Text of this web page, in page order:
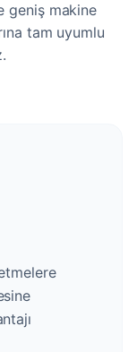
geniş makine
tam uyumlu